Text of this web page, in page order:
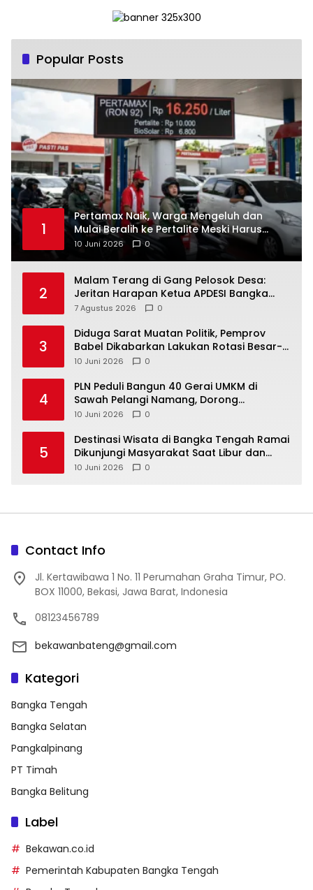
Popular Posts
1
‎Pertamax Naik, Warga Mengeluh dan
Mulai Beralih ke Pertalite Meski Harus
10 Juni 2026 0
2
Malam Terang di Gang Pelosok Desa:
Jeritan Harapan Ketua APDESI Bangka
Tengah untuk PLN Babel
7 Agustus 2026 0
3
‎Diduga Sarat Muatan Politik, Pemprov
Babel Dikabarkan Lakukan Rotasi Besar-
10 Juni 2026 0
4
‎PLN Peduli Bangun 40 Gerai UMKM di
Sawah Pelangi Namang, Dorong
10 Juni 2026 0
5
‎Destinasi Wisata di Bangka Tengah Ramai
Dikunjungi Masyarakat Saat Libur dan
Akhir Pekan
10 Juni 2026 0
Contact Info
Jl. Kertawibawa 1 No. 11 Perumahan Graha Timur, PO.
BOX 11000, Bekasi, Jawa Barat, Indonesia
08123456789
bekawanbateng@gmail.com
Kategori
Bangka Tengah
Bangka Selatan
Pangkalpinang
PT Timah
Bangka Belitung
Label
Bekawan.co.id
Pemerintah Kabupaten Bangka Tengah